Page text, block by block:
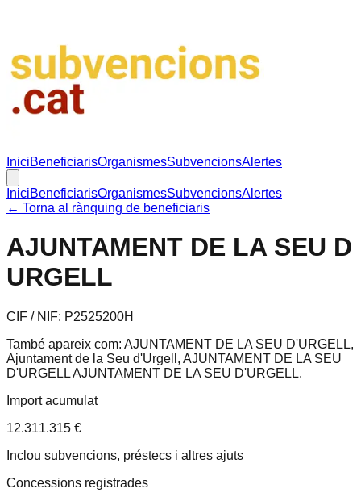
IniciBeneficiarisOrganismesSubvencionsAlertes
IniciBeneficiarisOrganismesSubvencionsAlertes
← Torna al rànquing de beneficiaris
AJUNTAMENT DE LA SEU D
URGELL
CIF / NIF: P2525200H
També apareix com: AJUNTAMENT DE LA SEU D'URGELL,
Ajuntament de la Seu d'Urgell, AJUNTAMENT DE LA SEU
D'URGELL AJUNTAMENT DE LA SEU D'URGELL.
Import acumulat
12.311.315 €
Inclou subvencions, préstecs i altres ajuts
Concessions registrades